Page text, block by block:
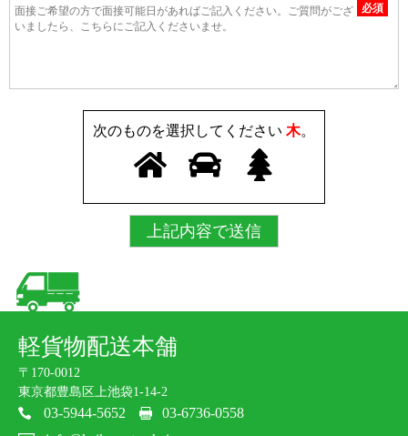
必須
次のものを選択してください 木。
軽貨物配送本舗
〒170-0012
東京都豊島区上池袋1-14-2
03-5944-5652
03-6736-0558